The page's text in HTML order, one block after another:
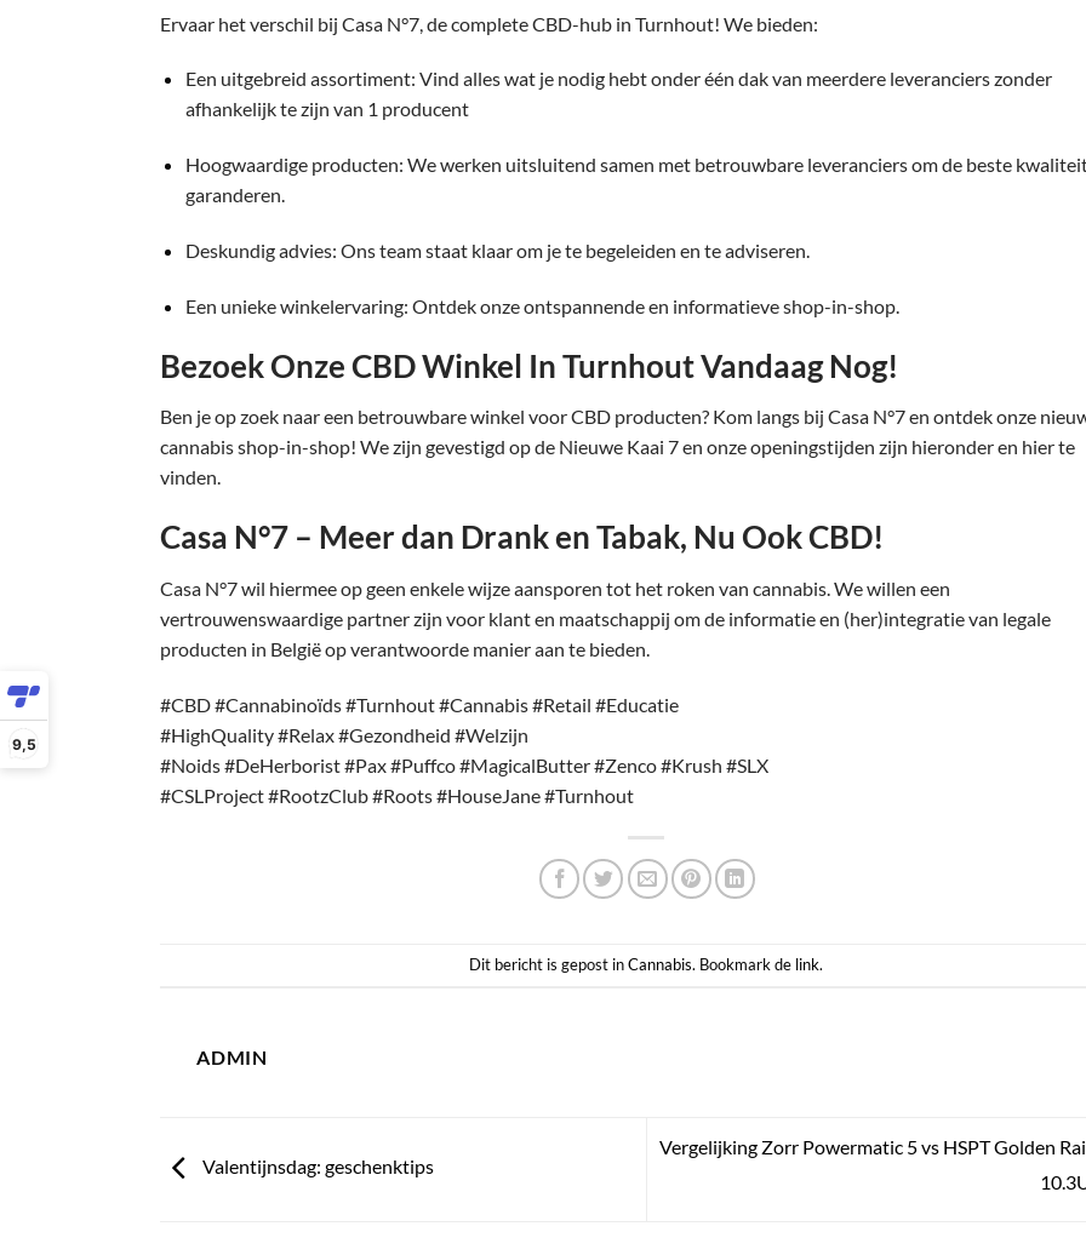
9,5
Ervaar het verschil bij Casa N°7, de complete CBD-hub in Turnhout! We bieden:
Een uitgebreid assortiment: Vind alles wat je nodig hebt onder één dak van meerdere leveranciers zonder
afhankelijk te zijn van 1 producent
Hoogwaardige producten: We werken uitsluitend samen met betrouwbare leveranciers om de beste
garanderen.
Deskundig advies: Ons team staat klaar om je te begeleiden en te adviseren.
Een unieke winkelervaring: Ontdek onze ontspannende en informatieve shop-in-shop.
Bezoek Onze CBD Winkel In Turnhout Vandaag Nog!
Ben je op zoek naar een betrouwbare winkel voor CBD producten? Kom langs bij Casa N°7 en ontdek onze
cannabis shop-in-shop! We zijn gevestigd op de Nieuwe Kaai 7 en onze openingstijden zijn hieronder en hierte
vinden.
Casa N°7 – Meer dan Drank en Tabak, Nu Ook CBD!
Casa N°7 wil hiermee op geen enkele wijze aansporen tot het roken van cannabis. We willen een
vertrouwenswaardige partner zijn voor klant en maatschappij om de informatie en (her)integratie van legale
producten in België op verantwoorde manier aan te bieden.
#CBD #Cannabinoïds #Turnhout #Cannabis #Retail #Educatie
#HighQuality #Relax #Gezondheid #Welzijn
#Noids #DeHerborist #Pax #Puffco #MagicalButter #Zenco #Krush #SLX
#CSLProject #RootzClub #Roots #HouseJane #Turnhout
Dit bericht is gepost inCannabis. Bookmark de link.
ADMIN
Valentijnsdag: geschenktips
Vergelijking Zorr Powermatic 5 vs HSPT Golden